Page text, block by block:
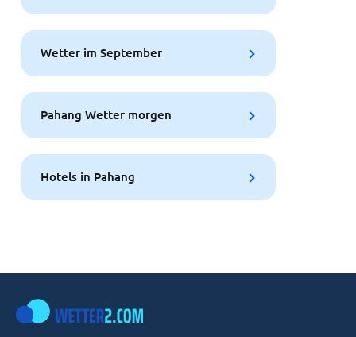
Wetter im September
Pahang Wetter morgen
Hotels in Pahang